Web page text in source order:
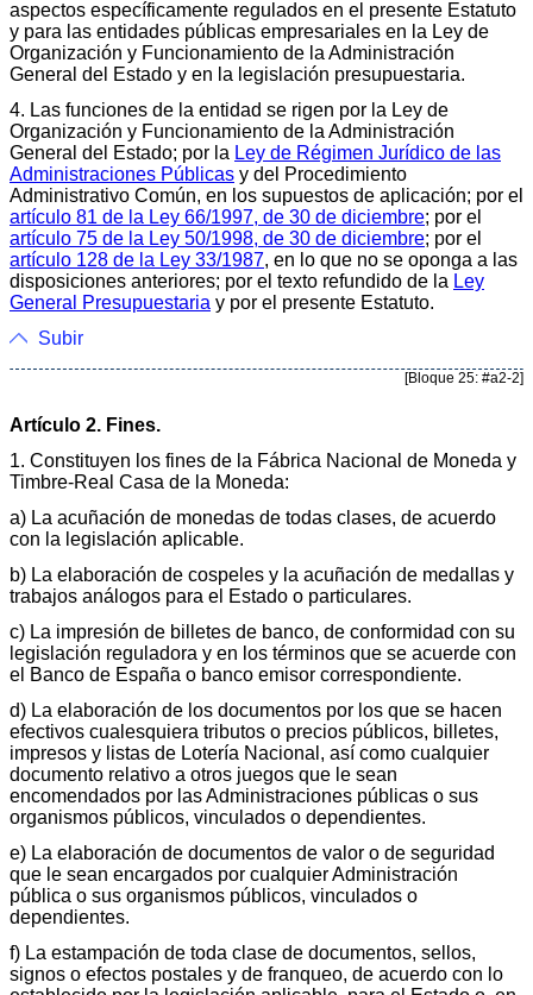
aspectos específicamente regulados en el presente Estatuto
y para las entidades públicas empresariales en la Ley de
Organización y Funcionamiento de la Administración
General del Estado y en la legislación presupuestaria.
4. Las funciones de la entidad se rigen por la Ley de
Organización y Funcionamiento de la Administración
General del Estado; por la Ley de Régimen Jurídico de las
Administraciones Públicas y del Procedimiento
Administrativo Común, en los supuestos de aplicación; por el
artículo 81 de la Ley 66/1997, de 30 de diciembre; por el
artículo 75 de la Ley 50/1998, de 30 de diciembre; por el
artículo 128 de la Ley 33/1987, en lo que no se oponga a las
disposiciones anteriores; por el texto refundido de la Ley
General Presupuestaria y por el presente Estatuto.
Subir
[Bloque 25: #a2-2]
Artículo 2. Fines.
1. Constituyen los fines de la Fábrica Nacional de Moneda y
Timbre-Real Casa de la Moneda:
a) La acuñación de monedas de todas clases, de acuerdo
con la legislación aplicable.
b) La elaboración de cospeles y la acuñación de medallas y
trabajos análogos para el Estado o particulares.
c) La impresión de billetes de banco, de conformidad con su
legislación reguladora y en los términos que se acuerde con
el Banco de España o banco emisor correspondiente.
d) La elaboración de los documentos por los que se hacen
efectivos cualesquiera tributos o precios públicos, billetes,
impresos y listas de Lotería Nacional, así como cualquier
documento relativo a otros juegos que le sean
encomendados por las Administraciones públicas o sus
organismos públicos, vinculados o dependientes.
e) La elaboración de documentos de valor o de seguridad
que le sean encargados por cualquier Administración
pública o sus organismos públicos, vinculados o
dependientes.
f) La estampación de toda clase de documentos, sellos,
signos o efectos postales y de franqueo, de acuerdo con lo